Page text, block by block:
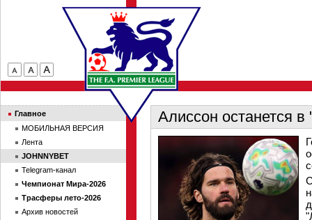
Алиссон останется
Главное
МОБИЛЬНАЯ ВЕРСИЯ
Лента
JOHNNYBET
Telegram-канал
Чемпионат Мира-2026
Трасферы лето-2026
Архив новостей